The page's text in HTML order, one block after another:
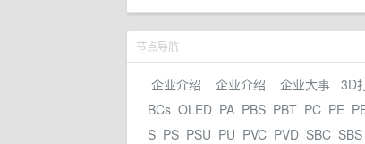
节点导航
企业介绍 企业介绍 企业大事 3D
BCs OLED PA PBS PBT PC PE
S PS PSU PU PVC PVD SBC SBS